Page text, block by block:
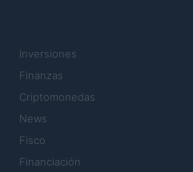
Inversiones
Finanzas
Criptomonedas
News
Fisco
Financiación